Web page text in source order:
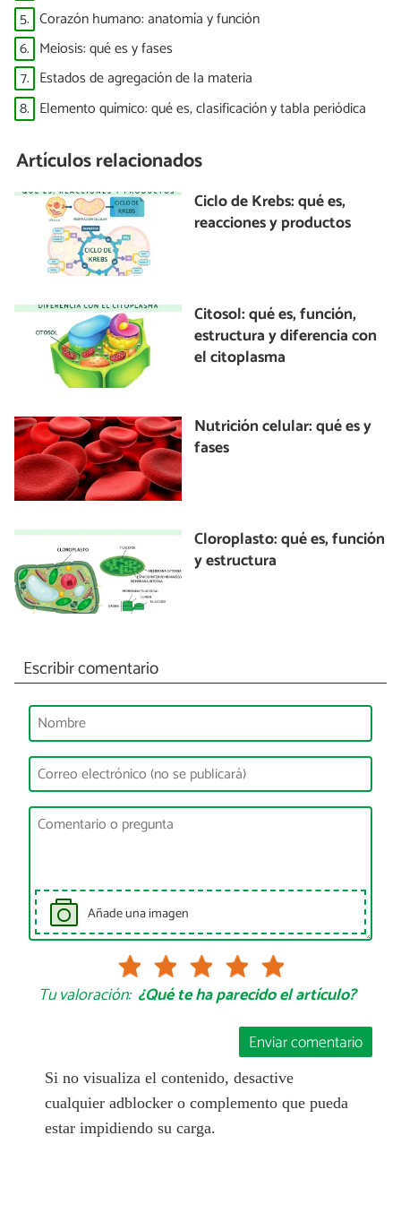
5. Corazón humano: anatomía y función
6. Meiosis: qué es y fases
7. Estados de agregación de la materia
8. Elemento químico: qué es, clasificación y tabla periódica
Artículos relacionados
Ciclo de Krebs: qué es,
reacciones y productos
Citosol: qué es, función,
estructura y diferencia con
el citoplasma
Nutrición celular: qué es y
fases
Cloroplasto: qué es, función
y estructura
Escribir comentario
Añade una imagen
Tu valoración: ¿Qué te ha parecido el artículo?
Enviar comentario
Si no visualiza el contenido, desactive
cualquier adblocker o complemento que pueda
estar impidiendo su carga.